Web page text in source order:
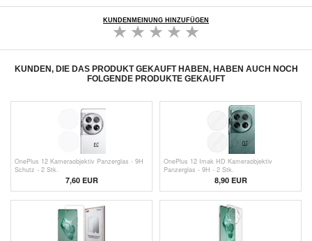
KUNDENMEINUNG HINZUFÜGEN
KUNDEN, DIE DAS PRODUKT GEKAUFT HABEN, HABEN AUCH NOCH
FOLGENDE PRODUKTE GEKAUFT
OnePlus 12 Kameraobjektiv Panzerglas - 9H
Schutz - 2 Stk.
7,60 EUR
OnePlus 12 Imak HD Kameraobjektiv
Panzerglas - 9H - 2 Stk.
8,90 EUR